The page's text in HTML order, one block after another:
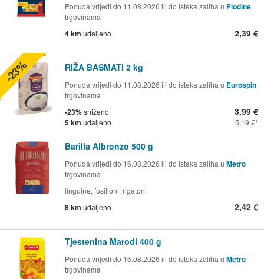
Ponuda vrijedi do 11.08.2026 ili do isteka zaliha u Plodine
trgovinama
4 km udaljeno 2,39 €
RIŽA BASMATI 2 kg
Ponuda vrijedi do 11.08.2026 ili do isteka zaliha u Eurospin
trgovinama
-23%sniženo
5 km udaljeno
3,99 €
5,19 €
-23%
Barilla Albronzo 500 g
Ponuda vrijedi do 16.08.2026 ili do isteka zaliha u Metro
trgovinama
linguine, fusilloni, rigatoni
8 km udaljeno 2,42 €
Tjestenina Marodi 400 g
Ponuda vrijedi do 16.08.2026 ili do isteka zaliha u Metro
trgovinama